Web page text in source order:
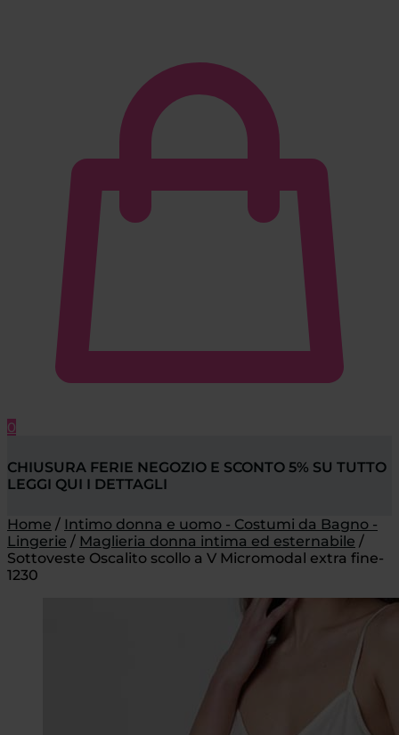
0
CHIUSURA FERIE NEGOZIO E SCONTO 5% SU TUTTO
LEGGI QUI I DETTAGLI
Home / Intimo donna e uomo - Costumi da Bagno -
Lingerie / Maglieria donna intima ed esternabile /
Sottoveste Oscalito scollo a V Micromodal extra fine-
1230